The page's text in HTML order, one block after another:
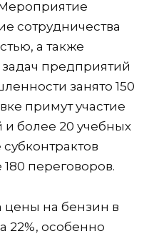
сотрудничества
а также
предприятий
занято 150
примут участие
более 20 учебных
переговоров.
цены на бензин в
22%, особенно